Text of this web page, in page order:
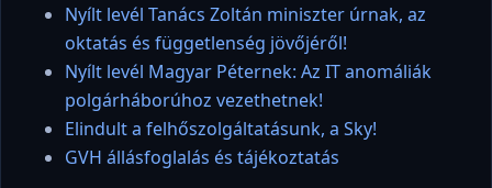
Nyílt levél Tanács Zoltán miniszter úrnak, az
oktatás és függetlenség jövőjéről!
Nyílt levél Magyar Péternek: Az IT anomáliák
polgárháborúhoz vezethetnek!
Elindult a felhőszolgáltatásunk, a Sky!
GVH állásfoglalás és tájékoztatás